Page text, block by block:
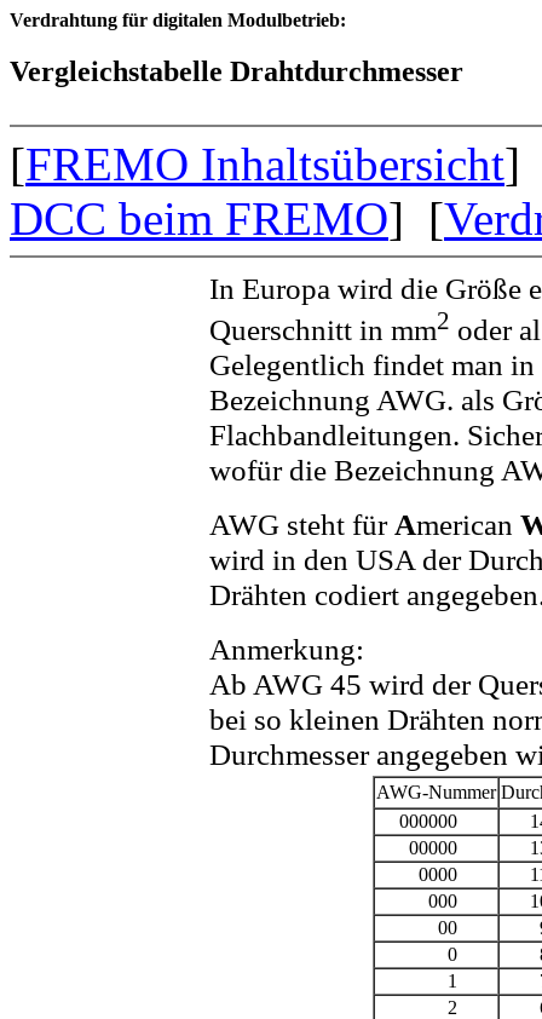
Verdrahtung für digitalen Modulbetrieb:
Vergleichstabelle Drahtdurchmesser
[FREMO Inhaltsübersicht]
DCC beim FREMO] [
In Europa wird die Größe
Querschnitt in mm2 oder
Gelegentlich findet man
Bezeichnung AWG. als
Flachbandleitungen.
wofür die Bezeichnung
AWG steht für American
wird in den USA der
Drähten codiert
Anmerkung:
Ab AWG 45 wird der
bei so kleinen Drähten
Durchmesser angegeben
AWG-Nummer
000000
00000
0000
000
00
0
1
2